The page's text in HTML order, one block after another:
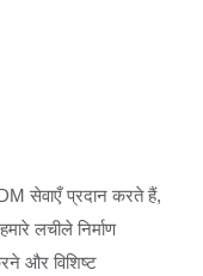
सेवाएँ प्रदान करते हैं,
लचीले निर्माण
और विशिष्ट